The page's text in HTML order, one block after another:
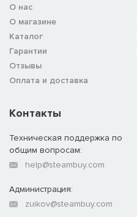
О нас
О магазине
Каталог
Гарантии
Отзывы
Оплата и доставка
Контакты
Техническая поддержка по
общим вопросам:
help@steambuy.com
Администрация:
zuikov@steambuy.com